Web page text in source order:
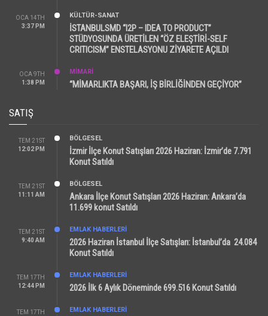
OCA 14TH
3:37 PM
KÜLTÜR-SANAT
İSTANBULSMD “I2P – IDEA TO PRODUCT”
STÜDYOSUNDA ÜRETİLEN “ÖZ ELEŞTİRİ-SELF
CRITICISM” ENSTELASYONU ZİYARETE AÇILDI
OCA 9TH
1:38 PM
MİMARİ
“MİMARLIKTA BAŞARI, İŞ BİRLİĞİNDEN GEÇİYOR”
SATIŞ
TEM 21ST
12:02 PM
BÖLGESEL
İzmir İlçe Konut Satışları 2026 Haziran: İzmir’de 7.791
Konut Satıldı
TEM 21ST
11:11 AM
BÖLGESEL
Ankara İlçe Konut Satışları 2026 Haziran: Ankara’da
11.699 konut Satıldı
TEM 21ST
9:40 AM
EMLAK HABERLERI
2026 Haziran İstanbul İlçe Satışları: İstanbul’da 24.084
Konut Satıldı
TEM 17TH
12:44 PM
EMLAK HABERLERI
2026 İlk 6 Aylık Döneminde 699.516 Konut Satıldı
TEM 17TH EMLAK HABERLERI